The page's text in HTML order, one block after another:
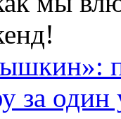
за один